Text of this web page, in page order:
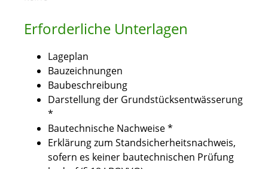
Erforderliche Unterlagen
Lageplan
Bauzeichnungen
Baubeschreibung
Darstellung der Grundstücksentwässerung
*
Bautechnische Nachweise *
Erklärung zum Standsicherheitsnachweis,
sofern es keiner bautechnischen Prüfung